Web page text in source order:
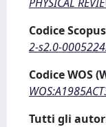
Codice
2-s2.0-
Codice WOS
Tutti gli